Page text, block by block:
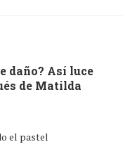
daño? Así luce
de Matilda
el pastel